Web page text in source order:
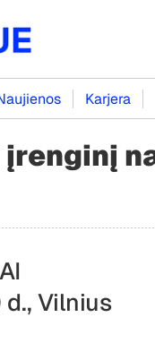
Karjera
įrenginį
Vilnius